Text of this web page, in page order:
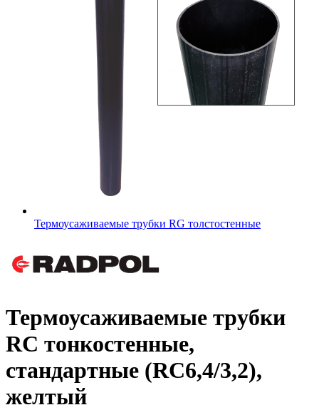
Термоусаживаемые трубки RG толстостенные
Термоусаживаемые трубки
RC тонкостенные,
стандартные (RC6,4/3,2),
желтый